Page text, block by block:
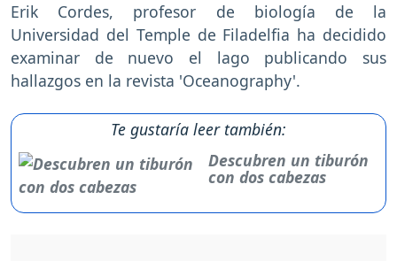
Erik Cordes, profesor de biología de la
Universidad del Temple de Filadelfia ha decidido
examinar de nuevo el lago publicando sus
hallazgos en la revista 'Oceanography'.
Te gustaría leer también:
Descubren un tiburón
con dos cabezas